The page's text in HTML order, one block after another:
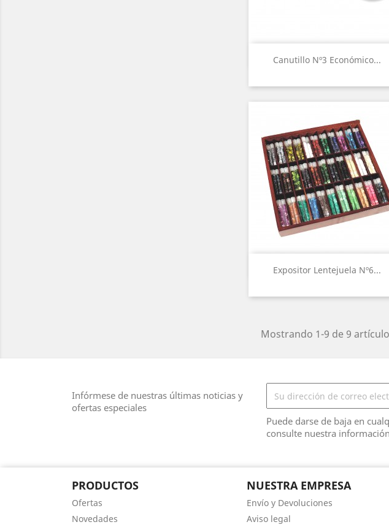
Canutillo Nº3 Económico...
Vista rápida
Expositor Lentejuela Nº6...
Vista rápida
Mostrando 1-9 de 9
Infórmese de nuestras últimas noticias y
ofertas especiales
Puede darse de baja en
consulte nuestra
PRODUCTOS
Ofertas
Novedades
NUESTRA EMPRESA
Envío y Devoluciones
Aviso legal